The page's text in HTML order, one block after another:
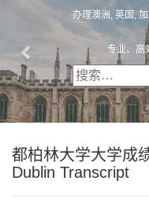
办理澳洲, 英国, 加拿
专业、高效、
都柏林大学大学成
Dublin Transcript